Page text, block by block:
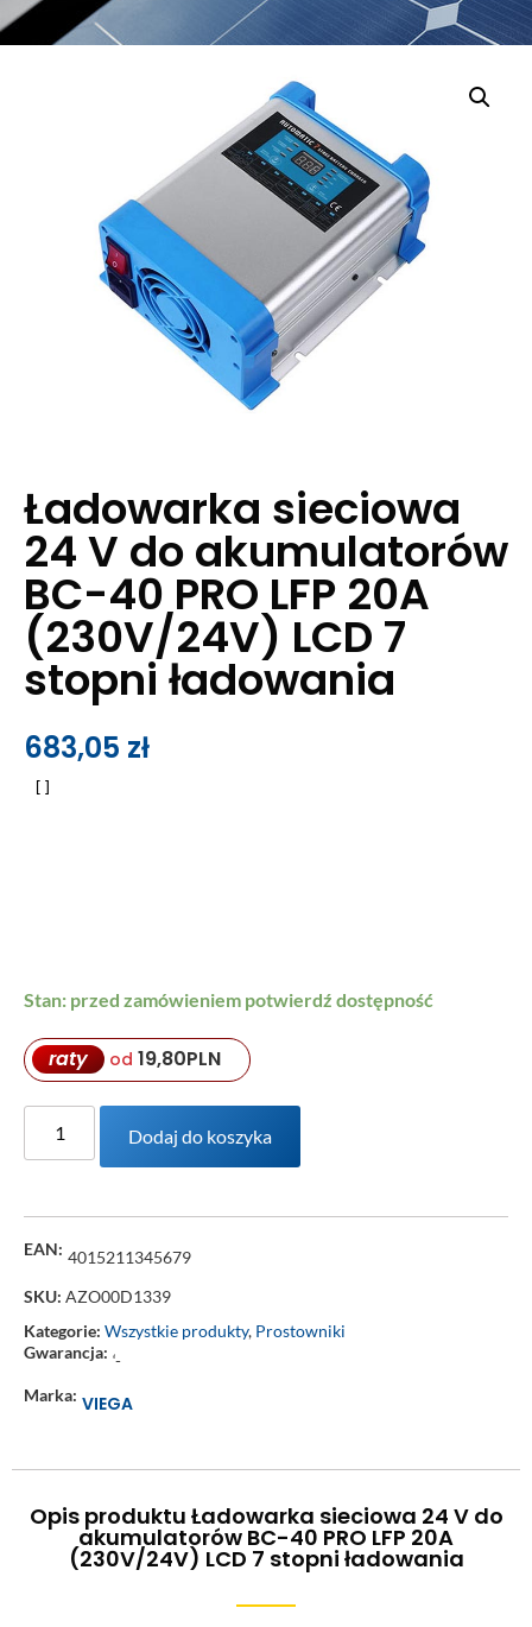
Ładowarka sieciowa
24 V do akumulatorów
BC-40 PRO LFP 20A
(230V/24V) LCD 7
stopni ładowania
683,05 zł
Stan: przed zamówieniem potwierdź dostępność
raty od 19,80PLN
Dodaj do koszyka
EAN: 4015211345679
SKU: AZO00D1339
Kategorie: Wszystkie produkty, Prostowniki
Gwarancja: ‘-
Marka: VIEGA
Opis produktu Ładowarka sieciowa 24 V do
akumulatorów BC-40 PRO LFP 20A
(230V/24V) LCD 7 stopni ładowania